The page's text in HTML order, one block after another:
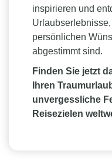
inspirieren und
persönlichen
abgestimmt sind.
Finden Sie jetzt
Ihren
unvergessliche
Reisezielen